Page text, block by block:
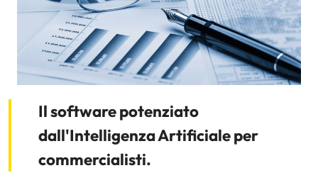
Occasioni
Blog
Il software potenziato
dall'Intelligenza Artificiale per
commercialisti.